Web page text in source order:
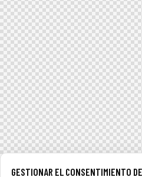
GESTIONAR EL CONSENTIMIENTO